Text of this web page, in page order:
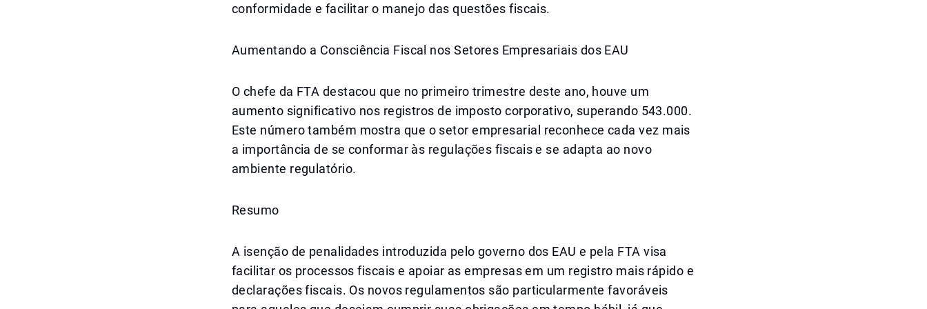
conformidade e facilitar o manejo das questões fiscais.
Aumentando a Consciência Fiscal nos Setores Empresariais dos EAU
O chefe da FTA destacou que no primeiro trimestre deste ano, houve um
aumento significativo nos registros de imposto corporativo, superando 543.000.
Este número também mostra que o setor empresarial reconhece cada vez mais
a importância de se conformar às regulações fiscais e se adapta ao novo
ambiente regulatório.
Resumo
A isenção de penalidades introduzida pelo governo dos EAU e pela FTA visa
facilitar os processos fiscais e apoiar as empresas em um registro mais rápido e
declarações fiscais. Os novos regulamentos são particularmente favoráveis